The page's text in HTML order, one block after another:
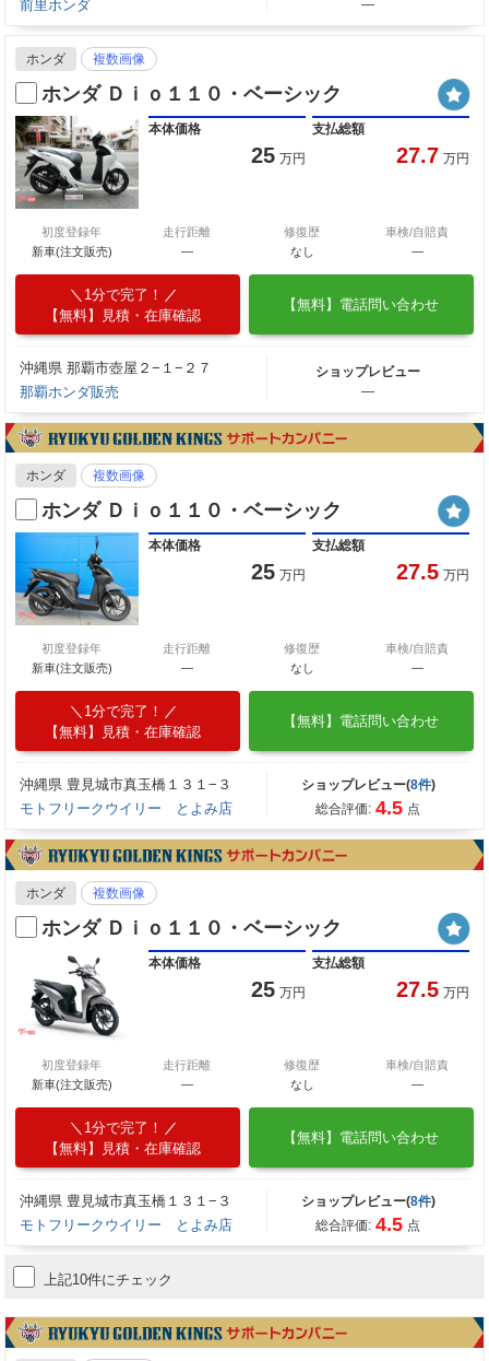
前里ホンダ ―
ホンダ 複数画像
ホンダ Ｄｉｏ１１０・ベーシック
本体価格
25 万円
支払総額
27.7 万円
初度登録年
新車(注文販売)
走行距離
―
修復歴
なし
車検/自賠責
―
1分で完了！
【無料】見積・在庫確認
【無料】電話問い合わせ
沖縄県 那覇市壺屋２−１−２７
那覇ホンダ販売
ショップレビュー
―
ホンダ 複数画像
ホンダ Ｄｉｏ１１０・ベーシック
本体価格
25 万円
支払総額
27.5 万円
初度登録年
新車(注文販売)
走行距離
―
修復歴
なし
車検/自賠責
―
1分で完了！
【無料】見積・在庫確認
【無料】電話問い合わせ
沖縄県 豊見城市真玉橋１３１−３
モトフリークウイリー とよみ店
ショップレビュー(8件)
総合評価: 4.5 点
ホンダ 複数画像
ホンダ Ｄｉｏ１１０・ベーシック
本体価格
25 万円
支払総額
27.5 万円
初度登録年
新車(注文販売)
走行距離
―
修復歴
なし
車検/自賠責
―
1分で完了！
【無料】見積・在庫確認
【無料】電話問い合わせ
沖縄県 豊見城市真玉橋１３１−３
モトフリークウイリー とよみ店
ショップレビュー(8件)
総合評価: 4.5 点
上記10件にチェック